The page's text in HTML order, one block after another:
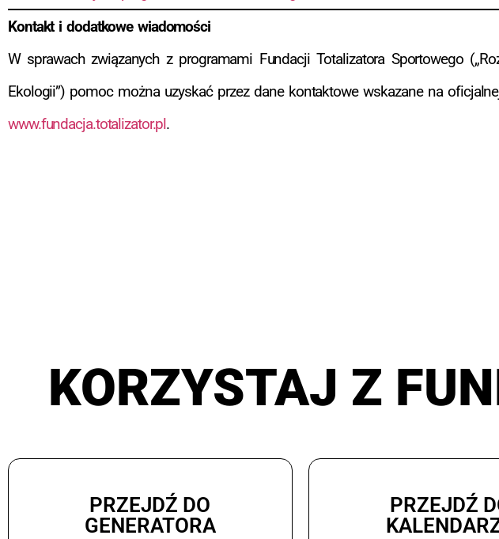
Kontakt i dodatkowe wiadomości
W sprawach związanych z programami Fundacji Totalizatora Sportowego
Ekologii”) pomoc można uzyskać przez dane kontaktowe wskazane na
www.fundacja.totalizator.pl.
KORZYSTAJ Z
PRZEJDŹ DO
GENERATORA
PRZEJDŹ